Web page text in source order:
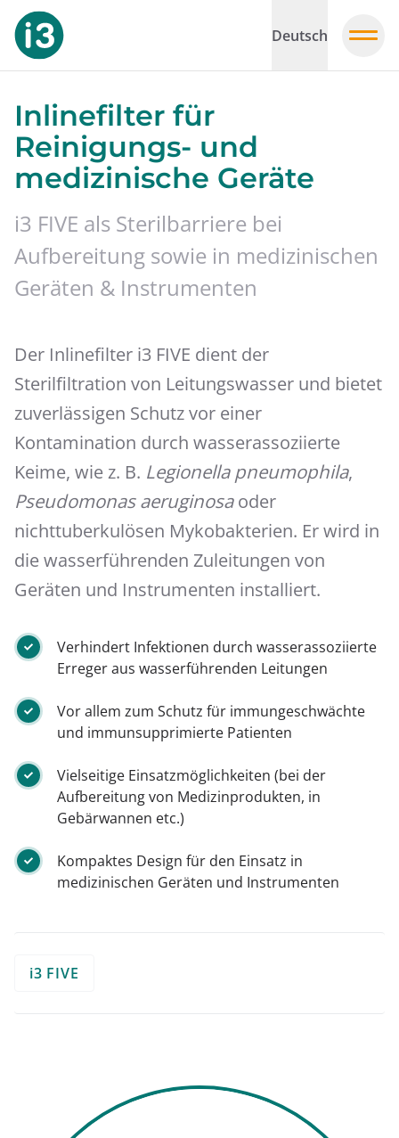
Deutsch
Inlinefilter für
Reinigungs- und
medizinische Geräte
i3 FIVE als Sterilbarriere bei
Aufbereitung sowie in medizinischen
Geräten & Instrumenten
Der Inlinefilter i3 FIVE dient der
Sterilfiltration von Leitungswasser und bietet
zuverlässigen Schutz vor einer
Kontamination durch wasserassoziierte
Keime, wie z. B. Legionella pneumophila,
Pseudomonas aeruginosaoder
nichttuberkulösen Mykobakterien. Er wird in
die wasserführenden Zuleitungen von
Geräten und Instrumenten installiert.
Verhindert Infektionen durch wasserassoziierte
Erreger aus wasserführenden Leitungen
Vor allem zum Schutz für immungeschwächte
und immunsupprimierte Patienten
Vielseitige Einsatzmöglichkeiten (bei der
Aufbereitung von Medizinprodukten, in
Gebärwannen etc.)
Kompaktes Design für den Einsatz in
medizinischen Geräten und Instrumenten
i3 FIVE